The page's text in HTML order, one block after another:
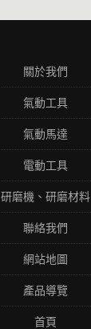
關於我們
氣動工具
氣動馬達
電動工具
研磨機、研磨材料
聯絡我們
網站地圖
產品導覽
首頁